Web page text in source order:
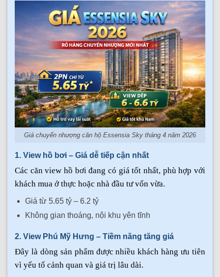
Giá chuyển nhượng căn hộ Essensia Sky tháng 4 năm 2026
1. View hồ bơi – Giá dễ tiếp cận nhất
Các căn view hồ bơi đang có giá tốt nhất, phù hợp với
khách mua ở thực hoặc nhà đầu tư vốn vừa.
Giá từ 5.65 tỷ – 6.2 tỷ
Không gian thoáng, nội khu yên tĩnh
2. View Phú Mỹ Hưng – Tiềm năng tăng giá
Đây là dòng sản phẩm được nhiều khách hàng ưu tiên
vì yếu tố cảnh quan và giá trị lâu dài.